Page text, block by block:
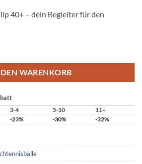
40+ – dein Begleiter für den
WARENKORB
3-4 5-10
11+
-23% -30% -32%